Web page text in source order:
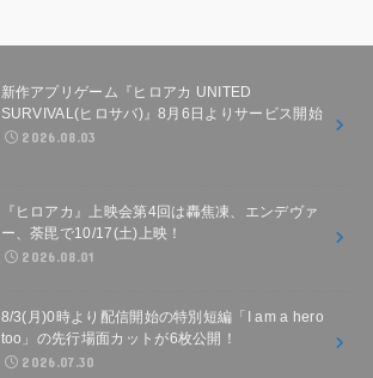
新作アプリゲーム『ヒロアカ UNITED
SURVIVAL(ヒロサバ)』8月6日よりサービス開始
2026.08.03
『ヒロアカ』上映会第4回は轟焦凍、エンデヴァ
ー、荼毘で10/17(土)上映！
2026.08.01
8/3(月)0時より配信開始の特別短編「I am a hero
too」の先行場面カットが6枚公開！
2026.07.30